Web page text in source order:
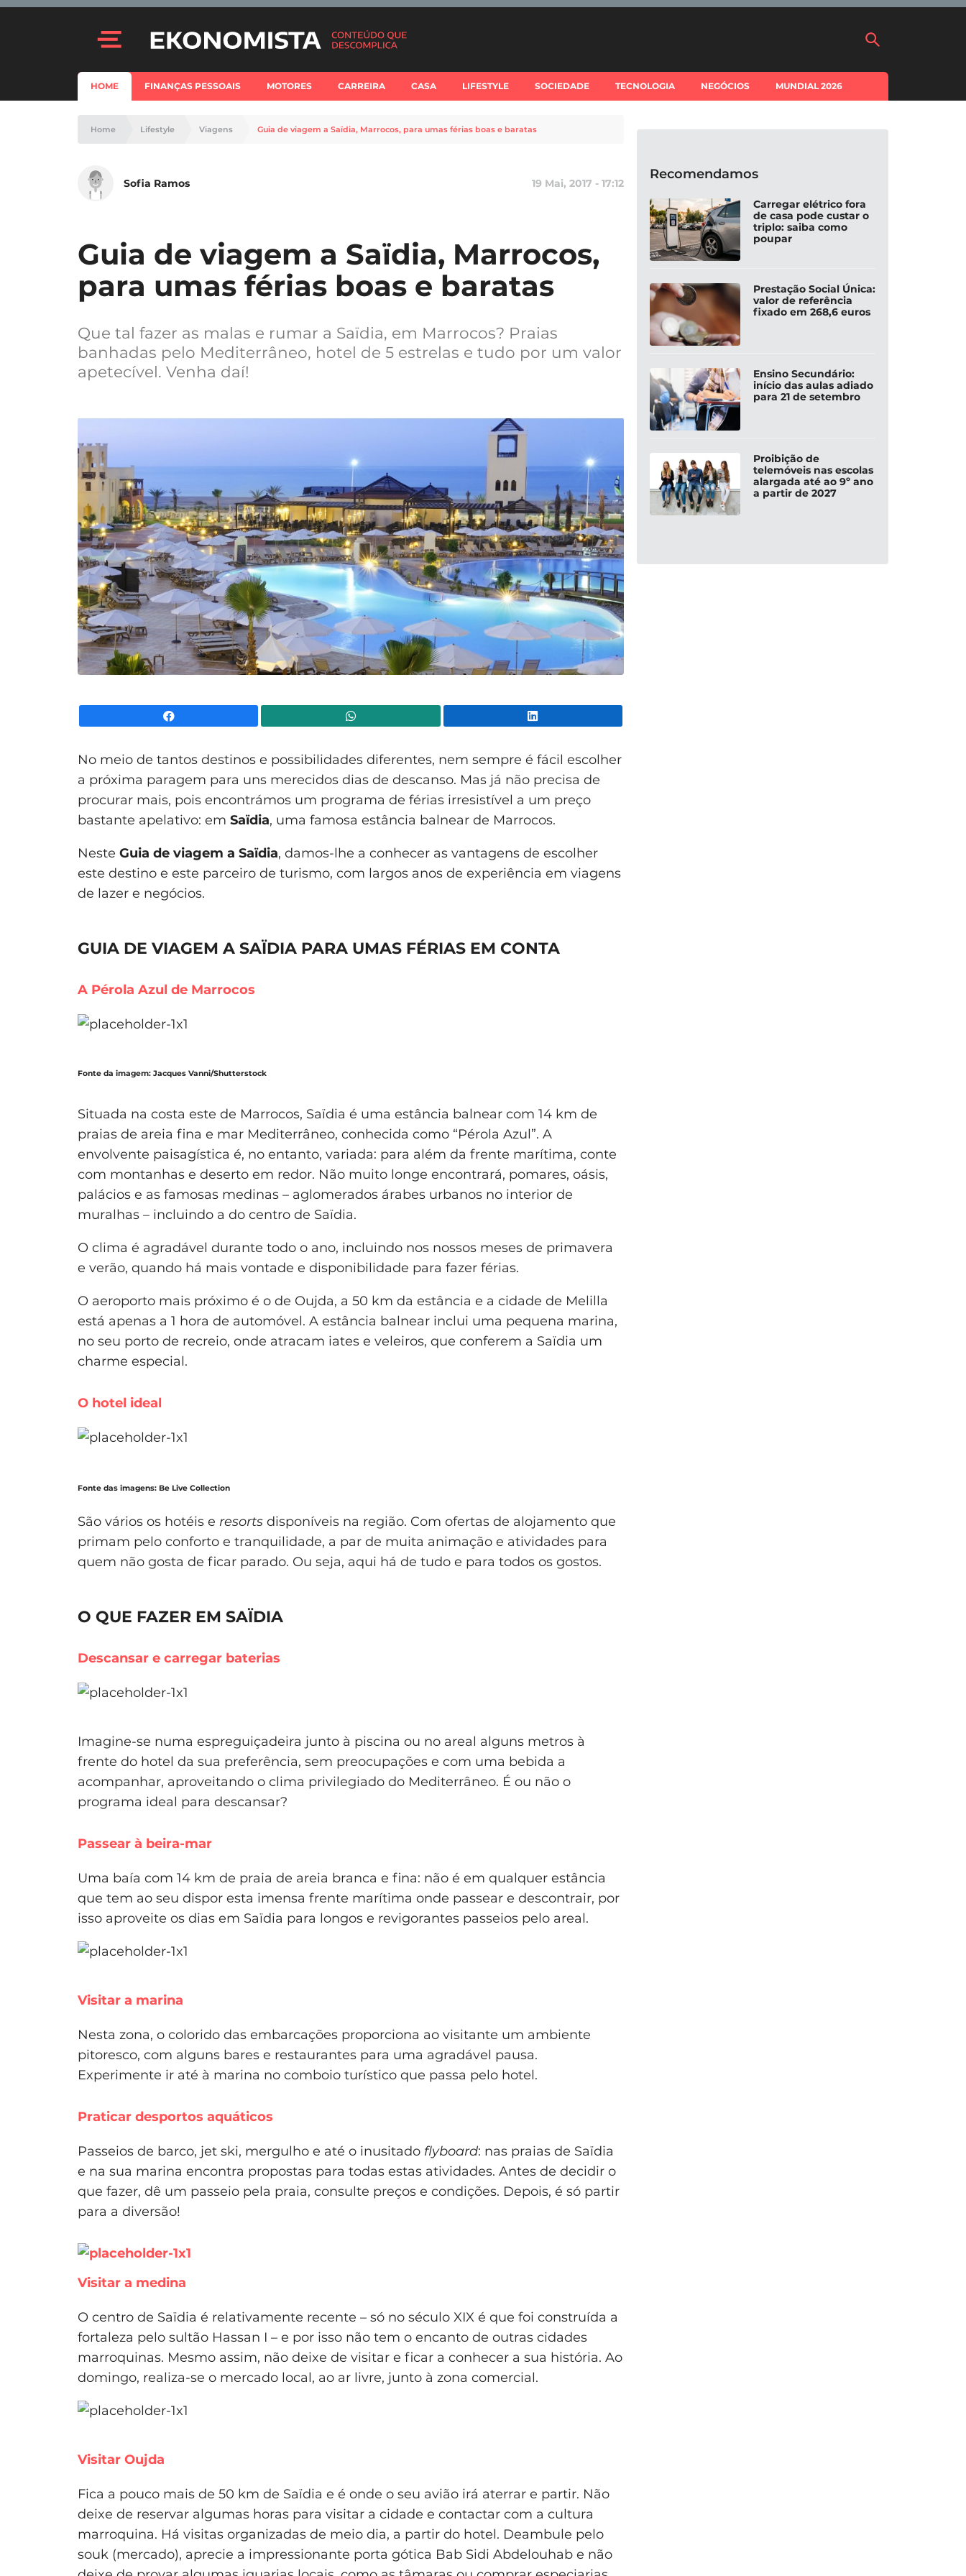
HOME FINANÇAS PESSOAIS MOTORES CARREIRA CASA LIFESTYLE SOCIEDADE TECNOLOGIA NEGÓCIOS MUNDIAL 2026
Home Lifestyle Viagens Guia de viagem a Saïdia, Marrocos, para umas férias boas e baratas
Sofia Ramos 19 Mai, 2017 - 17:12
Guia de viagem a Saïdia, Marrocos,
para umas férias boas e baratas
Que tal fazer as malas e rumar a Saïdia, em Marrocos? Praias
banhadas pelo Mediterrâneo, hotel de 5 estrelas e tudo por um valor
apetecível. Venha daí!
No meio de tantos destinos e possibilidades diferentes, nem sempre é fácil escolher
a próxima paragem para uns merecidos dias de descanso. Mas já não precisa de
procurar mais, pois encontrámos um programa de férias irresistível a um preço
bastante apelativo: em Saïdia, uma famosa estância balnear de Marrocos.
Neste Guia de viagem a Saïdia, damos-lhe a conhecer as vantagens de escolher
este destino e este parceiro de turismo, com largos anos de experiência em viagens
de lazer e negócios.
GUIA DE VIAGEM A SAÏDIA PARA UMAS FÉRIAS EM CONTA
A Pérola Azul de Marrocos
Fonte da imagem: Jacques Vanni/Shutterstock
Situada na costa este de Marrocos, Saïdia é uma estância balnear com 14 km de
praias de areia fina e mar Mediterrâneo, conhecida como “Pérola Azul”. A
envolvente paisagística é, no entanto, variada: para além da frente marítima, conte
com montanhas e deserto em redor. Não muito longe encontrará, pomares, oásis,
palácios e as famosas medinas – aglomerados árabes urbanos no interior de
muralhas – incluindo a do centro de Saïdia.
O clima é agradável durante todo o ano, incluindo nos nossos meses de primavera
e verão, quando há mais vontade e disponibilidade para fazer férias.
O aeroporto mais próximo é o de Oujda, a 50 km da estância e a cidade de Melilla
está apenas a 1 hora de automóvel. A estância balnear inclui uma pequena marina,
no seu porto de recreio, onde atracam iates e veleiros, que conferem a Saïdia um
charme especial.
O hotel ideal
Fonte das imagens: Be Live Collection
São vários os hotéis e resorts disponíveis na região. Com ofertas de alojamento que
primam pelo conforto e tranquilidade, a par de muita animação e atividades para
quem não gosta de ficar parado. Ou seja, aqui há de tudo e para todos os gostos.
O QUE FAZER EM SAÏDIA
Descansar e carregar baterias
Imagine-se numa espreguiçadeira junto à piscina ou no areal alguns metros à
frente do hotel da sua preferência, sem preocupações e com uma bebida a
acompanhar, aproveitando o clima privilegiado do Mediterrâneo. É ou não o
programa ideal para descansar?
Passear à beira-mar
Uma baía com 14 km de praia de areia branca e fina: não é em qualquer estância
que tem ao seu dispor esta imensa frente marítima onde passear e descontrair, por
isso aproveite os dias em Saïdia para longos e revigorantes passeios pelo areal.
Visitar a marina
Nesta zona, o colorido das embarcações proporciona ao visitante um ambiente
pitoresco, com alguns bares e restaurantes para uma agradável pausa.
Experimente ir até à marina no comboio turístico que passa pelo hotel.
Praticar desportos aquáticos
Passeios de barco, jet ski, mergulho e até o inusitado flyboard: nas praias de Saïdia
e na sua marina encontra propostas para todas estas atividades. Antes de decidir o
que fazer, dê um passeio pela praia, consulte preços e condições. Depois, é só partir
para a diversão!
Visitar a medina
O centro de Saïdia é relativamente recente – só no século XIX é que foi construída a
fortaleza pelo sultão Hassan I – e por isso não tem o encanto de outras cidades
marroquinas. Mesmo assim, não deixe de visitar e ficar a conhecer a sua história. Ao
domingo, realiza-se o mercado local, ao ar livre, junto à zona comercial.
Visitar Oujda
Fica a pouco mais de 50 km de Saïdia e é onde o seu avião irá aterrar e partir. Não
deixe de reservar algumas horas para visitar a cidade e contactar com a cultura
marroquina. Há visitas organizadas de meio dia, a partir do hotel. Deambule pelo
souk (mercado), aprecie a impressionante porta gótica Bab Sidi Abdelouhab e não
Recomendamos
Carregar elétrico fora
de casa pode custar o
triplo: saiba como
poupar
Prestação Social Única:
valor de referência
fixado em 268,6 euros
Ensino Secundário:
início das aulas adiado
para 21 de setembro
Proibição de
telemóveis nas escolas
alargada até ao 9º ano
a partir de 2027